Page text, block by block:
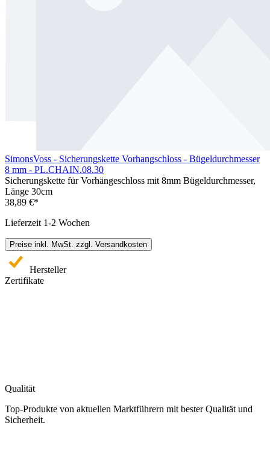
SimonsVoss - Sicherungskette Vorhangschloss - Bügeldurchmesser
8 mm - PL.CHAIN.08.30
Sicherungskette für Vorhängeschloss mit 8mm Bügeldurchmesser,
Länge 30cm
38,89 €*
Lieferzeit 1-2 Wochen
Preise inkl. MwSt. zzgl. Versandkosten
Hersteller
Zertifikate
Qualität
Top-Produkte von aktuellen Marktführern mit bester Qualität und
Sicherheit.